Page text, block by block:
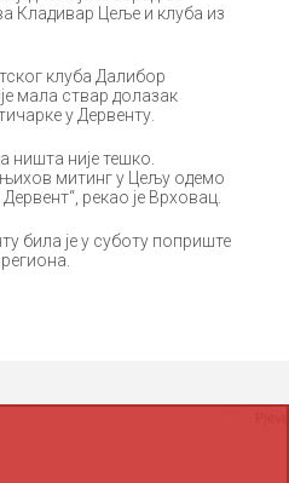
Кладивар Цеље и клуба из
клуба Далибор
мала ствар долазак
у Дервенту.
ништа није тешко.
митинг у Цељу одемо
рекао је Врховац.
била је у суботу поприште